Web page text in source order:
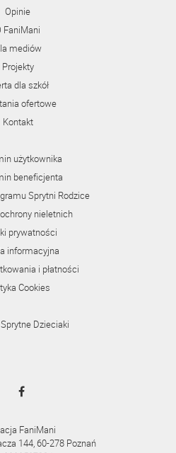
Opinie
FaniMani
mediów
Projekty
dla szkół
ofertowe
Kontakt
użytkownika
beneficjenta
Sprytni Rodzice
nieletnich
prywatności
informacyjna
i płatności
Cookies
Dzieciaki
FaniMani
144, 60-278 Poznań